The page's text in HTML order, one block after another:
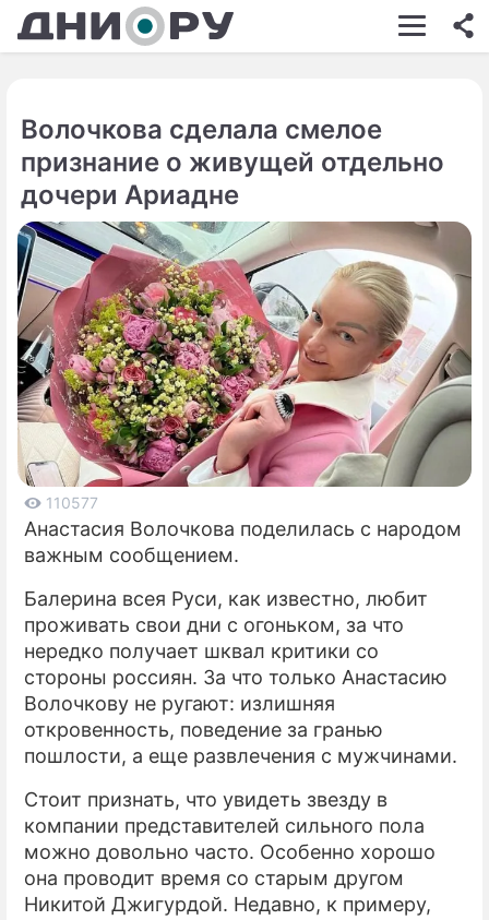
ШОУ-БИЗНЕС
КИНО
НЕДВИЖИМОСТЬ
ЗДОРОВЬЕ
ЭКОНОМИКА
ПРОИСШЕСТВИЯ
СОННИК
СТИЛЬ ЖИЗНИ
СЕРИАЛЫ
ИГРЫ
ПРЕСС-РЕЛИЗЫ
Волочкова сделала смелое
признание о живущей отдельно
дочери Ариадне
110577
Анастасия Волочкова поделилась с народом
важным сообщением.
Балерина всея Руси, как известно, любит
проживать свои дни с огоньком, за что
нередко получает шквал критики со
стороны россиян. За что только Анастасию
Волочкову не ругают: излишняя
откровенность, поведение за гранью
пошлости, а еще развлечения с мужчинами.
Стоит признать, что увидеть звезду в
компании представителей сильного пола
можно довольно часто. Особенно хорошо
она проводит время со старым другом
Никитой Джигурдой. Недавно, к примеру,